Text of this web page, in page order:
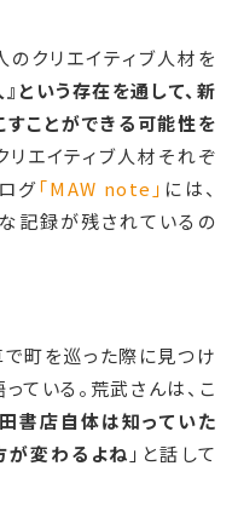
クリエイティブ人材を
』という存在を通して、新
ことができる可能性を
リエイティブ人材それぞ
グ「MAW note」 には、
記録が残されているの
町を巡った際に見つけ
ている。荒武さんは、こ
書店自体は知っていた
が変わるよね 」と話して